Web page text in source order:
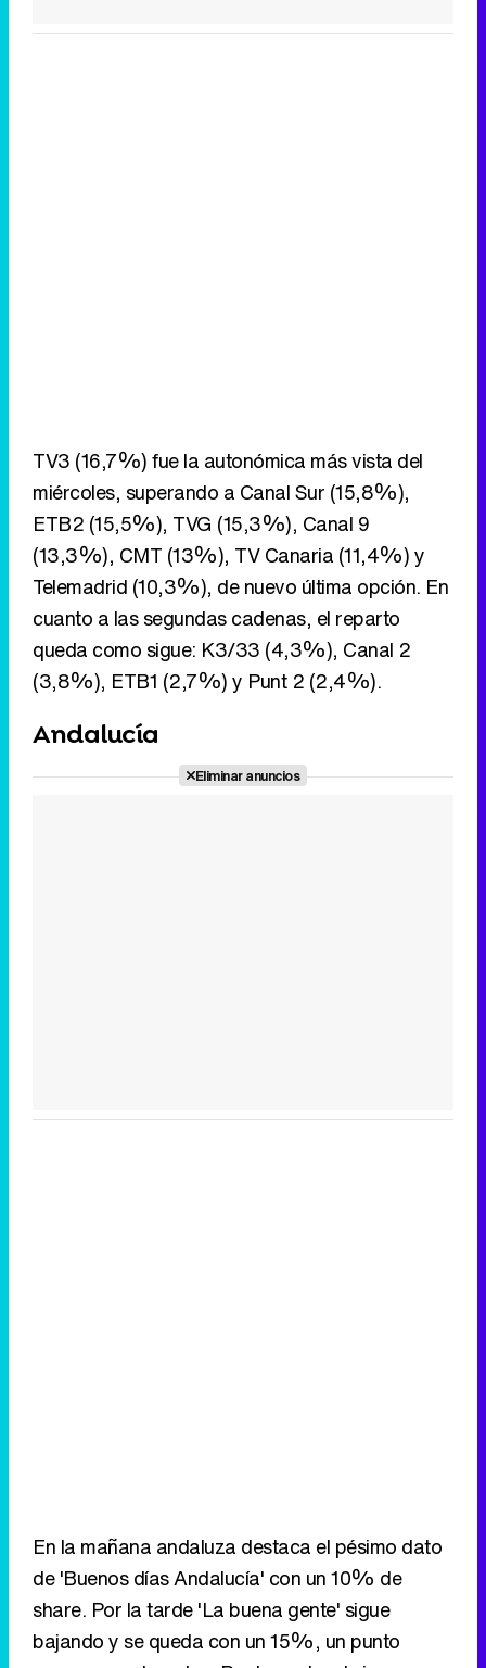
TV3 (16,7%) fue la autonómica más vista del
miércoles, superando a Canal Sur (15,8%),
ETB2 (15,5%), TVG (15,3%), Canal 9
(13,3%), CMT (13%), TV Canaria (11,4%) y
Telemadrid (10,3%), de nuevo última opción. En
cuanto a las segundas cadenas, el reparto
queda como sigue: K3/33 (4,3%), Canal 2
(3,8%), ETB1 (2,7%) y Punt 2 (2,4%).
Andalucía
Eliminar anuncios
En la mañana andaluza destaca el pésimo dato
de 'Buenos días Andalucía' con un 10% de
share. Por la tarde 'La buena gente' sigue
bajando y se queda con un 15%, un punto